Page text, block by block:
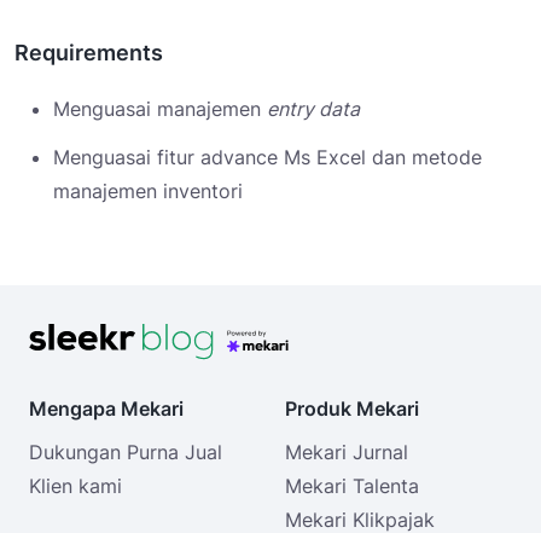
Requirements
Menguasai manajemen entry data
Menguasai fitur advance Ms Excel dan metode
manajemen inventori
Mengapa Mekari
Dukungan Purna Jual
Klien kami
Produk Mekari
Mekari Jurnal
Mekari Talenta
Mekari Klikpajak